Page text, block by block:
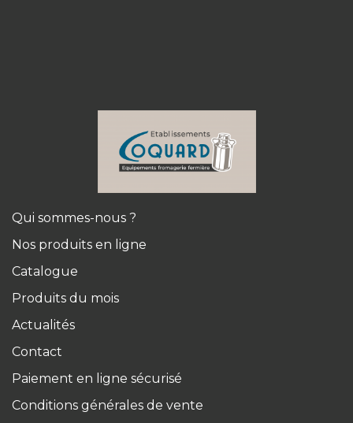
Qui sommes-nous ?
Nos produits en ligne
Catalogue
Produits du mois
Actualités
Contact
Paiement en ligne sécurisé
Conditions générales de vente